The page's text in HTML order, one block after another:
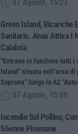
07 Agosto, 15:23
Green Island, Ricariche
Sanitario. Anas Attiva I
Calabria
“Entrano in funzione tutti i
Island” situata nell’area di
Soprana” lungo la A2
07 Agosto, 15:09
Incendio Sul Pollino,
56enne Piromane